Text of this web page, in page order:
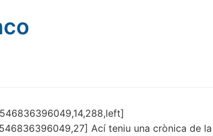
Ací teniu una crònica de